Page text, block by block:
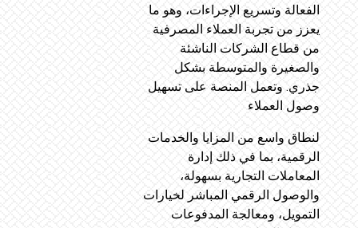
الفعالة وتسريع الإجراءات، وهو ما
يعزز من تجربة العملاء المصرفية
من قطاع الشركات الناشئة
والصغيرة والمتوسطة بشكل
جذري. وتعمل المنصة على تسهيل
وصول العملاء
لنطاق واسع من المزايا والخدمات
الرقمية، بما في ذلك إدارة
المعاملات التجارية بسهولة،
والوصول الرقمي المباشر لخيارات
التمويل، ومعالجة المدفوعات